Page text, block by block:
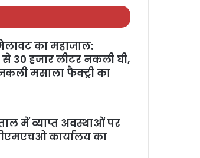
का महाजाल:
30 हजार लीटर नकली घी,
मसाला फैक्ट्री का
में व्याप्त अवस्थाओं पर
कार्यालय का